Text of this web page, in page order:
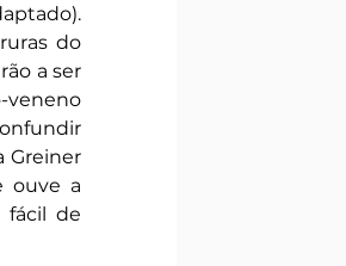
do
a ser
veneno
Greiner
ouve a
fácil de